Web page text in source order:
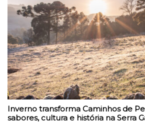
Inverno transforma Caminhos de
sabores, cultura e história na Serra